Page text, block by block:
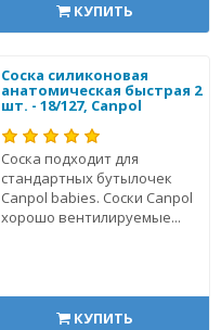
КУПИТЬ
Соска силиконовая
анатомическая быстрая 2
шт. - 18/127, Canpol
Соска подходит для
стандартных бутылочек
Canpol babies. Соски Canpol
хорошо вентилируемые...
КУПИТЬ